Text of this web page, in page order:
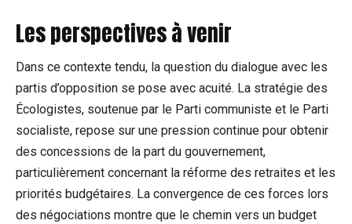
Les perspectives à venir
Dans ce contexte tendu, la question du dialogue avec les
partis d’opposition se pose avec acuité. La stratégie des
Écologistes, soutenue par le Parti communiste et le Parti
socialiste, repose sur une pression continue pour obtenir
des concessions de la part du gouvernement,
particulièrement concernant la réforme des retraites et les
priorités budgétaires. La convergence de ces forces lors
des négociations montre que le chemin vers un budget